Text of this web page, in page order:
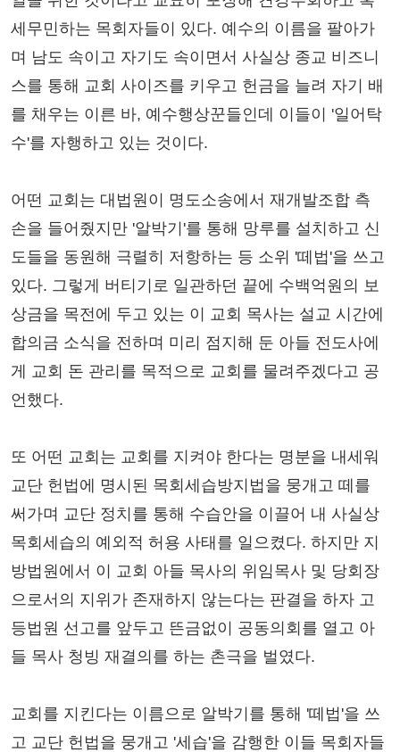
세무민하는 목회자들이 있다. 예수의 이름을 팔아가
며 남도 속이고 자기도 속이면서 사실상 종교 비즈니
스를 통해 교회 사이즈를 키우고 헌금을 늘려 자기 배
를 채우는 이른 바, 예수행상꾼들인데 이들이 '일어탁
수'를 자행하고 있는 것이다.
어떤 교회는 대법원이 명도소송에서 재개발조합 측
손을 들어줬지만 '알박기'를 통해 망루를 설치하고 신
도들을 동원해 극렬히 저항하는 등 소위 '떼법'을 쓰고
있다. 그렇게 버티기로 일관하던 끝에 수백억원의 보
상금을 목전에 두고 있는 이 교회 목사는 설교 시간에
합의금 소식을 전하며 미리 점지해 둔 아들 전도사에
게 교회 돈 관리를 목적으로 교회를 물려주겠다고 공
언했다.
또 어떤 교회는 교회를 지켜야 한다는 명분을 내세워
교단 헌법에 명시된 목회세습방지법을 뭉개고 떼를
써가며 교단 정치를 통해 수습안을 이끌어 내 사실상
목회세습의 예외적 허용 사태를 일으켰다. 하지만 지
방법원에서 이 교회 아들 목사의 위임목사 및 당회장
으로서의 지위가 존재하지 않는다는 판결을 하자 고
등법원 선고를 앞두고 뜬금없이 공동의회를 열고 아
들 목사 청빙 재결의를 하는 촌극을 벌였다.
교회를 지킨다는 이름으로 알박기를 통해 '떼법'을 쓰
고 교단 헌법을 뭉개고 '세습'을 감행한 이들 목회자들